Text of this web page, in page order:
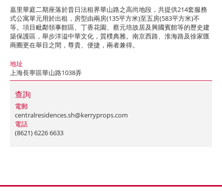
嘉里華庭二期座落於昔日法租界華山路之高尚地段，共提供214套服務
式公寓單元用於出租，房型由兩房(135平方米)至五房(583平方米)不
等。項目毗鄰領事館區、丁香花園、蔡元培故居及興國賓館等的歷史建
築保護區，舉步洋溢中華文化，質樸典雅。南京西路、淮海路及徐家匯
商圈更在舉目之間，尊貴、便捷，兩者兼得。
地址
上海長寧區華山路1038弄
查詢
電郵
centralresidences.sh@kerryprops.com
電話
(8621) 6226 6633